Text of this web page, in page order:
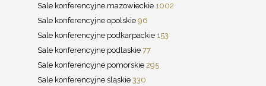
Sale konferencyjne mazowieckie 1002
Sale konferencyjne opolskie 96
Sale konferencyjne podkarpackie 153
Sale konferencyjne podlaskie 77
Sale konferencyjne pomorskie 295
Sale konferencyjne śląskie 330